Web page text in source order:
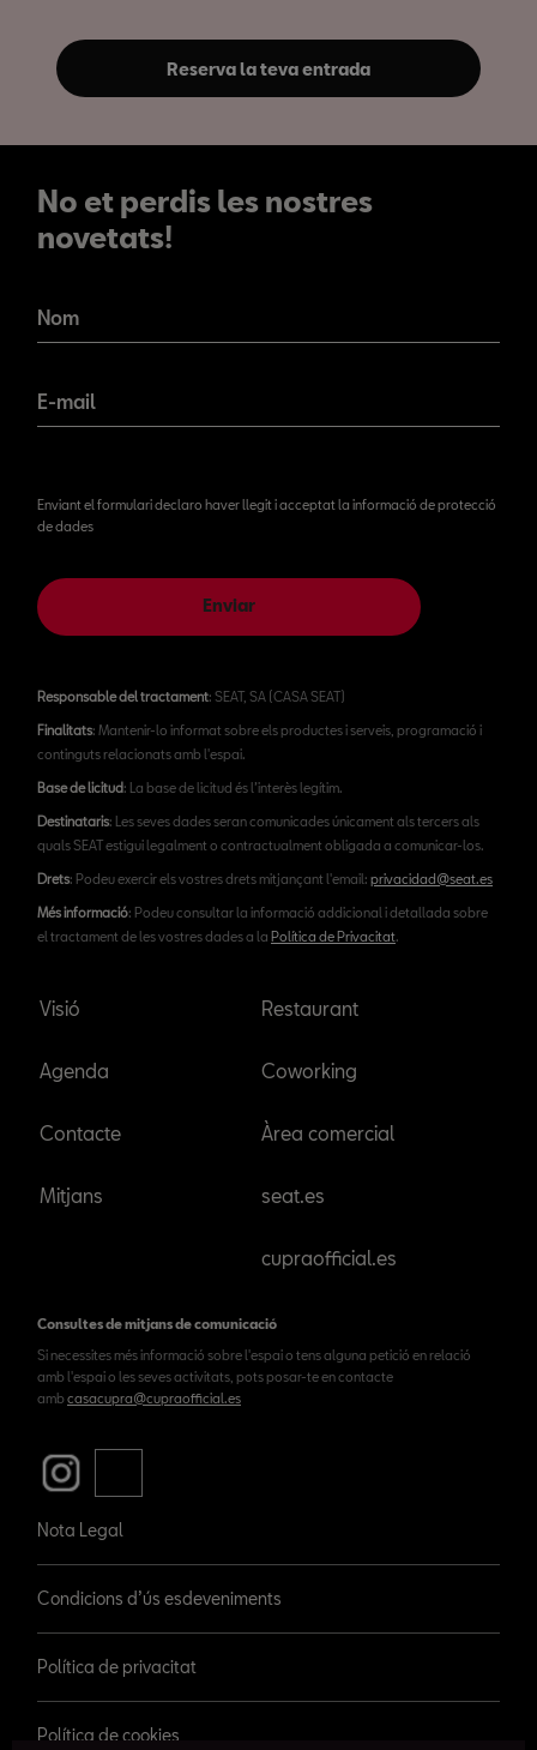
Reserva la teva entrada
No et perdis les nostres
novetats!
novetats!
Nom
E-mail
Enviant el formulari declaro haver llegit i acceptat la informació de protecció
de dades
Enviar
Responsable del tractament: SEAT, SA (CASA SEAT)
Finalitats: Mantenir-lo informat sobre els productes i serveis, programació i
continguts relacionats amb l'espai.
Base de licitud: La base de licitud és l’interès legítim.
Destinataris: Les seves dades seran comunicades únicament als tercers als
quals SEAT estigui legalment o contractualment obligada a comunicar-los.
Drets: Podeu exercir els vostres drets mitjançant l'email: privacidad@seat.es
Més informació: Podeu consultar la informació addicional i detallada sobre
el tractament de les vostres dades a la Política de Privacitat.
Visió
Agenda
Contacte
Mitjans
Restaurant
Coworking
Àrea comercial
seat.es
cupraofficial.es
Consultes de mitjans de comunicació
Si necessites més informació sobre l'espai o tens alguna petició en relació
amb l'espai o les seves activitats, pots posar-te en contacte
amb casacupra@cupraofficial.es
Nota Legal
Condicions d’ús esdeveniments
Política de privacitat
Política de cookies